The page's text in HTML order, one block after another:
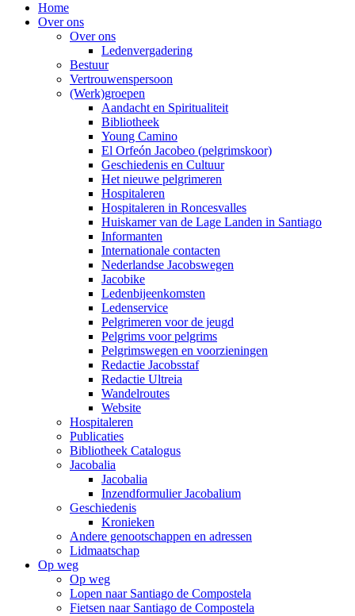
Home
Over ons
Over ons
Ledenvergadering
Bestuur
Vertrouwenspersoon
(Werk)groepen
Aandacht en Spiritualiteit
Bibliotheek
Young Camino
El Orfeón Jacobeo (pelgrimskoor)
Geschiedenis en Cultuur
Het nieuwe pelgrimeren
Hospitaleren
Hospitaleren in Roncesvalles
Huiskamer van de Lage Landen in Santiago
Informanten
Internationale contacten
Nederlandse Jacobswegen
Jacobike
Ledenbijeenkomsten
Ledenservice
Pelgrimeren voor de jeugd
Pelgrims voor pelgrims
Pelgrimswegen en voorzieningen
Redactie Jacobsstaf
Redactie Ultreia
Wandelroutes
Website
Hospitaleren
Publicaties
Bibliotheek Catalogus
Jacobalia
Jacobalia
Inzendformulier Jacobalium
Geschiedenis
Kronieken
Andere genootschappen en adressen
Lidmaatschap
Op weg
Op weg
Lopen naar Santiago de Compostela
Fietsen naar Santiago de Compostela